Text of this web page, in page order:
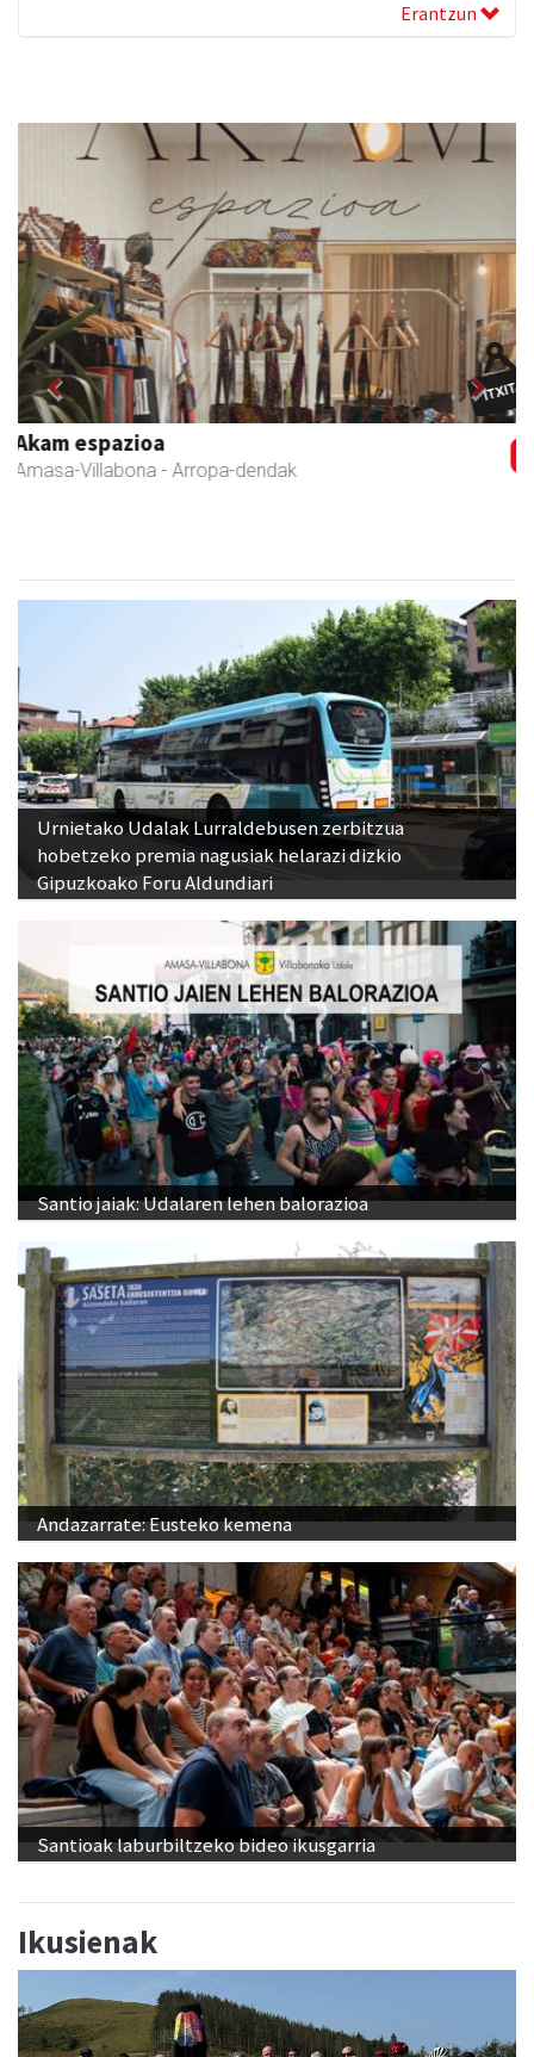
Erantzun
Fleming Herri Eskola
Amasa-Villabona - Hezkuntza
Previous Next
Urnietako Udalak Lurraldebusen zerbitzua
hobetzeko premia nagusiak helarazi dizkio
Gipuzkoako Foru Aldundiari
Santio jaiak: Udalaren lehen balorazioa
Andazarrate: Eusteko kemena
Santioak laburbiltzeko bideo ikusgarria
Ikusienak